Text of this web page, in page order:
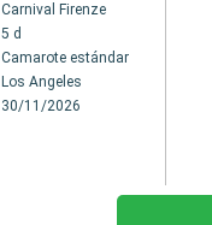
Carnival Firenze
5 d
Camarote estándar
Los Angeles
30/11/2026